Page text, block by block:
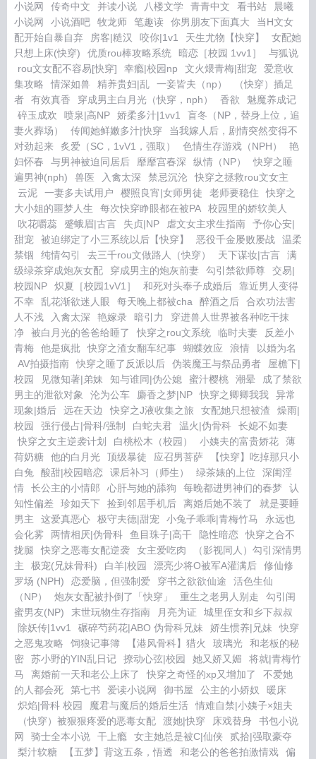
小说网
传奇中文 并读小说 八楼文学 青青中文 看书站
晨曦
小说网
小说酒吧 牧龙师 笔趣读 你男朋友下面真大
当H文女
配开始自暴自弃
房客|糙汉 咬你|1v1 天生尤物【快穿】
女配她
只想上床(快穿)
优质rou棒攻略系统 暗恋［校园 1vv1］
与狐说
rou文女配不容易[快穿]
幸瘾|校园np 文火煨青梅|甜宠
爱意收
集攻略
情深如兽 精养贵妇|乱 一妾皆夫（np）
（快穿）插足
者
有效真香 穿成男主白月光（快穿，nph） 香欲
魅魔养成记
碎玉成欢
喷泉|高NP 娇柔多汁|1vv1
盲冬（NP，替身上位，追
妻火葬场）
传闻她鲜嫩多汁|快穿
当我嫁人后，剧情突然变得不
对劲起来
炙爱（SC，1vV1，强取） 色情生存游戏（NPH）
艳
妇怀春
与男神被迫同居后 靡靡宫春深 纵情（NP）
快穿之睡
遍男神(nph)
兽医 入禽太深 禁忌沉沦
快穿之拯救rou文女主
云泥
一妻多夫试用户 樱照良宵|女师男徒 老师要稳住
快穿之
大小姐的噩梦人生
每次快穿睁眼都在被PA
校园里的娇软美人
吹花嚼蕊
蹙蛾眉|古言 失贞|NP 虐文女主求生指南
予你心安|
甜宠
被迫绑定了小三系统以后【快穿】 恶役千金屡败屡战
温柔
禁锢
纯情勾引 去三千rou文做路人（快穿） 天下谋妆|古言
满
级绿茶穿成炮灰女配
穿成男主的炮灰前妻 勾引禁欲师尊
交易|
校园NP
炽夏［校园1vV1］ 和死对头奉子成婚后
靠近男人变得
不幸
乱花渐欲迷人眼 每天晚上都被cha 醉酒之后
合欢功法害
人不浅
入禽太深 艳嫁录 暗引力
穿进兽人世界被各种吃干抹
净
被白月光的爸爸给睡了 快穿之rou文系统 临时夫妻
反差小
青梅
他是疯批 快穿之渣女翻车纪事 蝴蝶效应 浪情
以婚为名
AV拍摄指南
快穿之睡了反派以后 伪装魔王与祭品勇者
屋檐下|
校园
见微知著|弟妹 知与谁同|伪公媳 蜜汁樱桃 潮晕
成了禁欲
男主的泄欲对象
沦为公车 麝香之梦|NP 快穿之卿卿我我
异常
现象|婚后
远在天边 快穿之J液收集之旅 女配她只想被渣
燥雨|
校园
强行侵占|骨科/强制 白蛇夫君 温火|伪骨科
长媳不如妻
快穿之女主逆袭计划
白桃松木（校园） 小姨夫的富贵娇花
薄
荷奶糖
他的白月光 顶级暴徒 应召男菩萨
【快穿】吃掉那只小
白兔
酸甜|校园暗恋 课后补习（师生） 绿茶婊的上位
深闺淫
情
长公主的小情郎 心肝与她的舔狗 每晚都进男神们的春梦
认
知性偏差
珍如天下 捡到邻居手机后 离婚后她不装了
就是要睡
男主
这爱真恶心 极守夫德|甜宠 小兔子乖乖|青梅竹马
永远也
会化雾
两情相厌|伪骨科 鱼目珠子|高干 隐性暗恋
快穿之合不
拢腿
快穿之恶毒女配逆袭 女主爱吃肉
（影视同人）勾引深情男
主
极宠(兄妹骨科) 白羊|校园 漂亮少将O被军A灌满后
修仙修
罗场 (NPH)
恋爱脑，但强制爱 穿书之欲欲仙途
活色生仙
（NP）
炮灰女配被扑倒了「快穿」 重生之老男人别走
勾引闺
蜜男友(NP)
末世玩物生存指南 月亮为证
城里侄女和乡下叔叔
除妖传|1vv1
碾碎芍药花|ABO 伪骨科兄妹 娇生惯养|兄妹
快穿
之恶鬼攻略
饲狼记事簿 【港风骨科】猎火 玻璃光
和老板的秘
密
苏小野的YIN乱日记 撩动心弦|校园 她又娇又媚
将就|青梅竹
马
离婚前一天和老公上床了 快穿之奇怪的xp又增加了
不爱她
的人都会死
第七书 爱读小说网 御书屋 公主的小娇奴
暖床
炽焰|骨科 校园
魔君与魔后的婚后生活
情难自禁|小姨子×姐夫
（快穿）被狠狠疼爱的恶毒女配
渡她|快穿 床戏替身
书包小说
网
骑士全本小说 干上瘾 女主她总是被C|仙侠
贰拾|强取豪夺
梨汁软糖
【五梦】背这五条，悟透 和老公的爸爸拍激情戏
偏